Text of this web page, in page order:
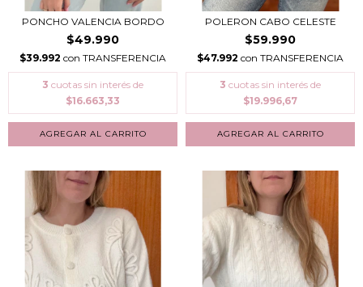
PONCHO VALENCIA BORDO
$49.990
$39.992 con TRANSFERENCIA
3 cuotas sin interés de
$16.663,33
POLERON CABO CELESTE
$59.990
$47.992 con TRANSFERENCIA
3 cuotas sin interés de
$19.996,67